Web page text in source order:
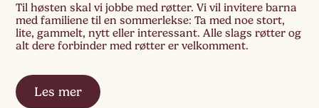
Til høsten skal vi jobbe med røtter. Vi vil invitere barna
med familiene til en sommerlekse: Ta med noe stort,
lite, gammelt, nytt eller interessant. Alle slags røtter og
alt dere forbinder med røtter er velkomment.
Les mer